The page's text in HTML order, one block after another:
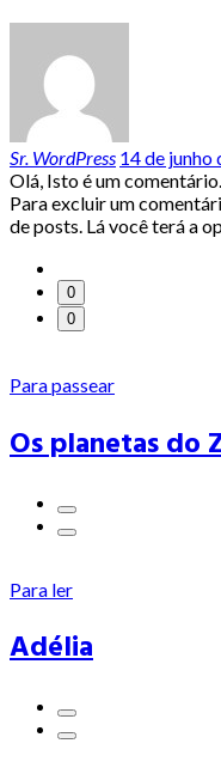
Sr. WordPress 14 de junho
Olá, Isto é um comentário.
Para excluir um
de posts. Lá você terá a
0
0
Para passear
Os planetas do
Para ler
Adélia